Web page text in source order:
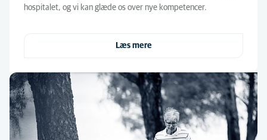
hospitalet, og vi kan glæde os over nye kompetencer.
Læs mere